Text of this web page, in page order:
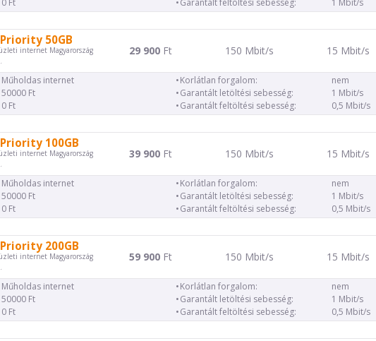
0 Ft
Garantált feltöltési sebesség:
1 Mbit/s
50GB
internet Magyarország
29 900Ft 150 Mbit/s 15 Mbit/s
Műholdas internet
50000 Ft
0 Ft
Korlátlan forgalom:
nem
Garantált letöltési sebesség:
1 Mbit/s
Garantált feltöltési sebesség:
0,5 Mbit/s
100GB
internet Magyarország
39 900Ft 150 Mbit/s 15 Mbit/s
Műholdas internet
50000 Ft
0 Ft
Korlátlan forgalom:
nem
Garantált letöltési sebesség:
1 Mbit/s
Garantált feltöltési sebesség:
0,5 Mbit/s
200GB
internet Magyarország
59 900Ft 150 Mbit/s 15 Mbit/s
Műholdas internet
50000 Ft
0 Ft
Korlátlan forgalom:
nem
Garantált letöltési sebesség:
1 Mbit/s
Garantált feltöltési sebesség:
0,5 Mbit/s